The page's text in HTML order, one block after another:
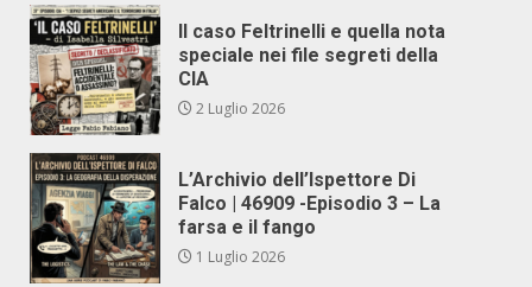
Il caso Feltrinelli e quella nota
speciale nei file segreti della
CIA
2 Luglio 2026
L’Archivio dell’Ispettore Di
Falco | 46909 -Episodio 3 – La
farsa e il fango
1 Luglio 2026